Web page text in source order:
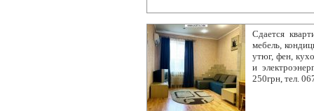
Сдается
мебель,
утюг, фен,
и
250грн, тел.